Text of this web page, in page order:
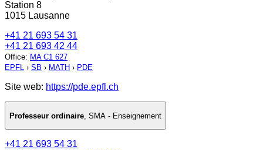
Station 8
1015 Lausanne
+41 21 693 54 31
+41 21 693 42 44
Office: MA C1 627
EPFL › SB › MATH › PDE
Site web: https://pde.epfl.ch
Professeur ordinaire SMA - Enseignement
+41 21 693 54 31